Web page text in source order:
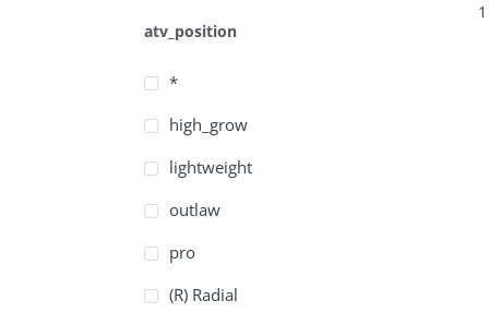
atv_position
*
high_grow
lightweight
outlaw
pro
(R) Radial